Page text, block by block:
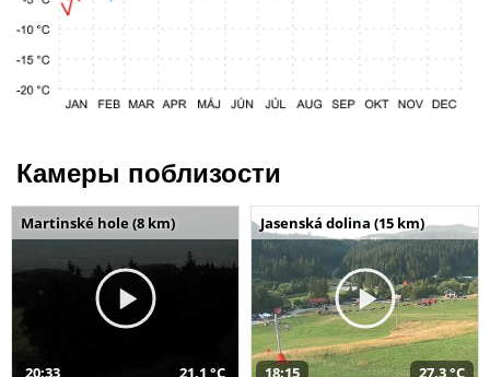
Камеры поблизости
Martinské hole (8 km)
20:33 21,1 °C
Jasenská dolina (15 km)
18:15 27,3 °C